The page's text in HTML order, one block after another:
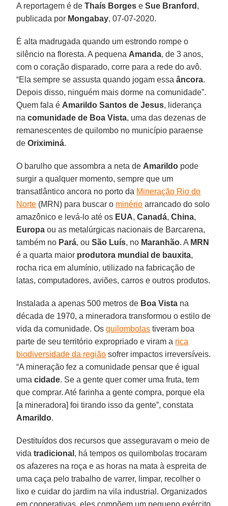
A reportagem é deThaís Borges eSue Branford ,
publicada por Mongabay, 07-07-2020.
É alta madrugada quando um estrondo rompe o
silêncio na floresta. A pequena Amanda, de 3 anos,
com o coração disparado, corre para a rede do avô.
“Ela sempre se assusta quando jogam essaâncora.
Depois disso, ninguém mais dorme na comunidade”.
Quem fala é Amarildo Santos de Jesus, liderança
nacomunidade de Boa Vista, uma das dezenas de
remanescentes de quilombo no município paraense
deOriximiná.
O barulho que assombra a neta de Amarildo pode
surgir a qualquer momento, sempre que um
transatlântico ancora no porto da Mineração Rio do
Norte (MRN) para buscar o minério arrancado do solo
amazônico e levá-lo até os EUA,Canadá,China,
Europa ou as metalúrgicas nacionais de Barcarena,
também no Pará, ouSão Luís, no Maranhão. A MRN
é a quarta maior produtora mundial de bauxita,
rocha rica em alumínio, utilizado na fabricação de
latas, computadores, aviões, carros e outros produtos.
Instalada a apenas 500 metros de Boa Vista na
década de 1970, a mineradora transformou o estilo de
vida da comunidade. Osquilombolas tiveram boa
parte de seu território expropriado e viram a rica
biodiversidade da região sofrer impactos irreversíveis.
“A mineração fez a comunidade pensar que é igual
umacidade. Se a gente quer comer uma fruta, tem
que comprar. Até farinha a gente compra, porque ela
[a mineradora] foi tirando isso da gente”, constata
Amarildo.
Destituídos dos recursos que asseguravam o meio de
vidatradicional , há tempos os quilombolas trocaram
os afazeres na roça e as horas na mata à espreita de
uma caça pelo trabalho de varrer, limpar, recolher o
lixo e cuidar do jardim na vila industrial. Organizados
em cooperativas, eles compõem um pequeno exército